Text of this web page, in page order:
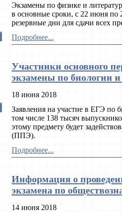
Экзамены по физике и
в основные сроки, с 22 июня
резервные дни для сдачи всех
Подробнее...
Участники основного
экзамены по биологии
18 июня 2018
Заявления на участие в ЕГЭ по
том числе 138 тысяч
этому предмету будет
(ППЭ).
Подробнее...
Информация о
экзамена по
14 июня 2018